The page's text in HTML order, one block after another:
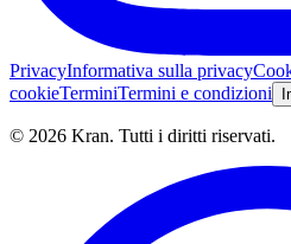
PrivacyInformativa sulla privacy
cookieTerminiTermini e condizioni
© 2026 Kran. Tutti i diritti riservati.